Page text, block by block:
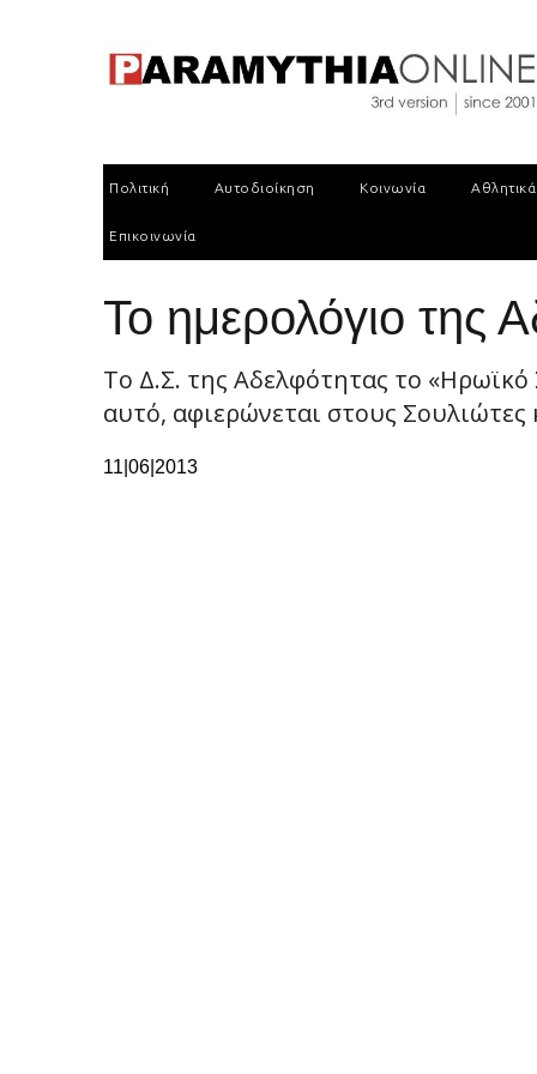
Πολιτική Αυτοδιοίκηση Κοινωνία Αθλητικά
Επικοινωνία
To ημερολόγιο της
Το Δ.Σ. της Αδελφότητας το
αυτό, αφιερώνεται στους Σουλιώτες
11|06|2013